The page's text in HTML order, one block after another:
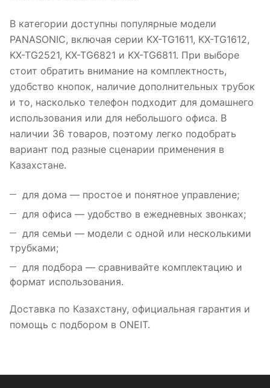
В категории доступны популярные модели
PANASONIC, включая серии KX-TG1611, KX-TG1612,
KX-TG2521, KX-TG6821 и KX-TG6811. При выборе
стоит обратить внимание на комплектность,
удобство кнопок, наличие дополнительных трубок
и то, насколько телефон подходит для домашнего
использования или для небольшого офиса. В
наличии 36 товаров, поэтому легко подобрать
вариант под разные сценарии применения в
Казахстане.
для дома — простое и понятное управление;
для офиса — удобство в ежедневных звонках;
для семьи — модели с одной или несколькими
трубками;
для подбора — сравнивайте комплектацию и
формат использования.
Доставка по Казахстану, официальная гарантия и
помощь с подбором в ONEIT.